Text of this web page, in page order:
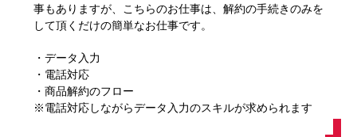
事もありますが、こちらのお仕事は、解約の手続きのみを
して頂くだけの簡単なお仕事です。
・データ入力
・電話対応
・商品解約のフロー
※電話対応しながらデータ入力のスキルが求められます